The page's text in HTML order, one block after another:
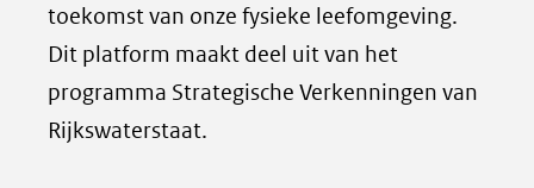
L
i
n
k
i
n
a
d
toekomst van onze fysieke leefomgeving.
Dit platform maakt deel uit van het
programma Strategische Verkenningen van
Rijkswaterstaat.